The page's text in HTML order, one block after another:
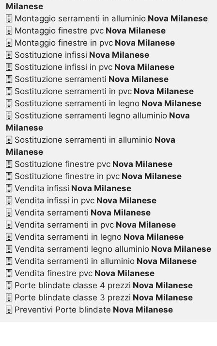
Milanese
Montaggio serramenti in alluminioNova Milanese
Montaggio finestre pvcNova Milanese
Montaggio finestre in pvcNova Milanese
Sostituzione infissi Nova Milanese
Sostituzione infissi in pvcNova Milanese
Sostituzione serramenti Nova Milanese
Sostituzione serramenti in pvcNova Milanese
Sostituzione serramenti in legnoNova Milanese
Sostituzione serramenti legno alluminioNova
Milanese
Sostituzione serramenti in alluminioNova
Milanese
Sostituzione finestre pvcNova Milanese
Sostituzione finestre in pvcNova Milanese
Vendita infissi Nova Milanese
Vendita infissi in pvcNova Milanese
Vendita serramenti Nova Milanese
Vendita serramenti in pvcNova Milanese
Vendita serramenti in legnoNova Milanese
Vendita serramenti legno alluminioNova Milanese
Vendita serramenti in alluminioNova Milanese
Vendita finestre pvcNova Milanese
Porte blindate classe 4 prezzi Nova Milanese
Porte blindate classe 3 prezzi Nova Milanese
Preventivi Porte blindate Nova Milanese